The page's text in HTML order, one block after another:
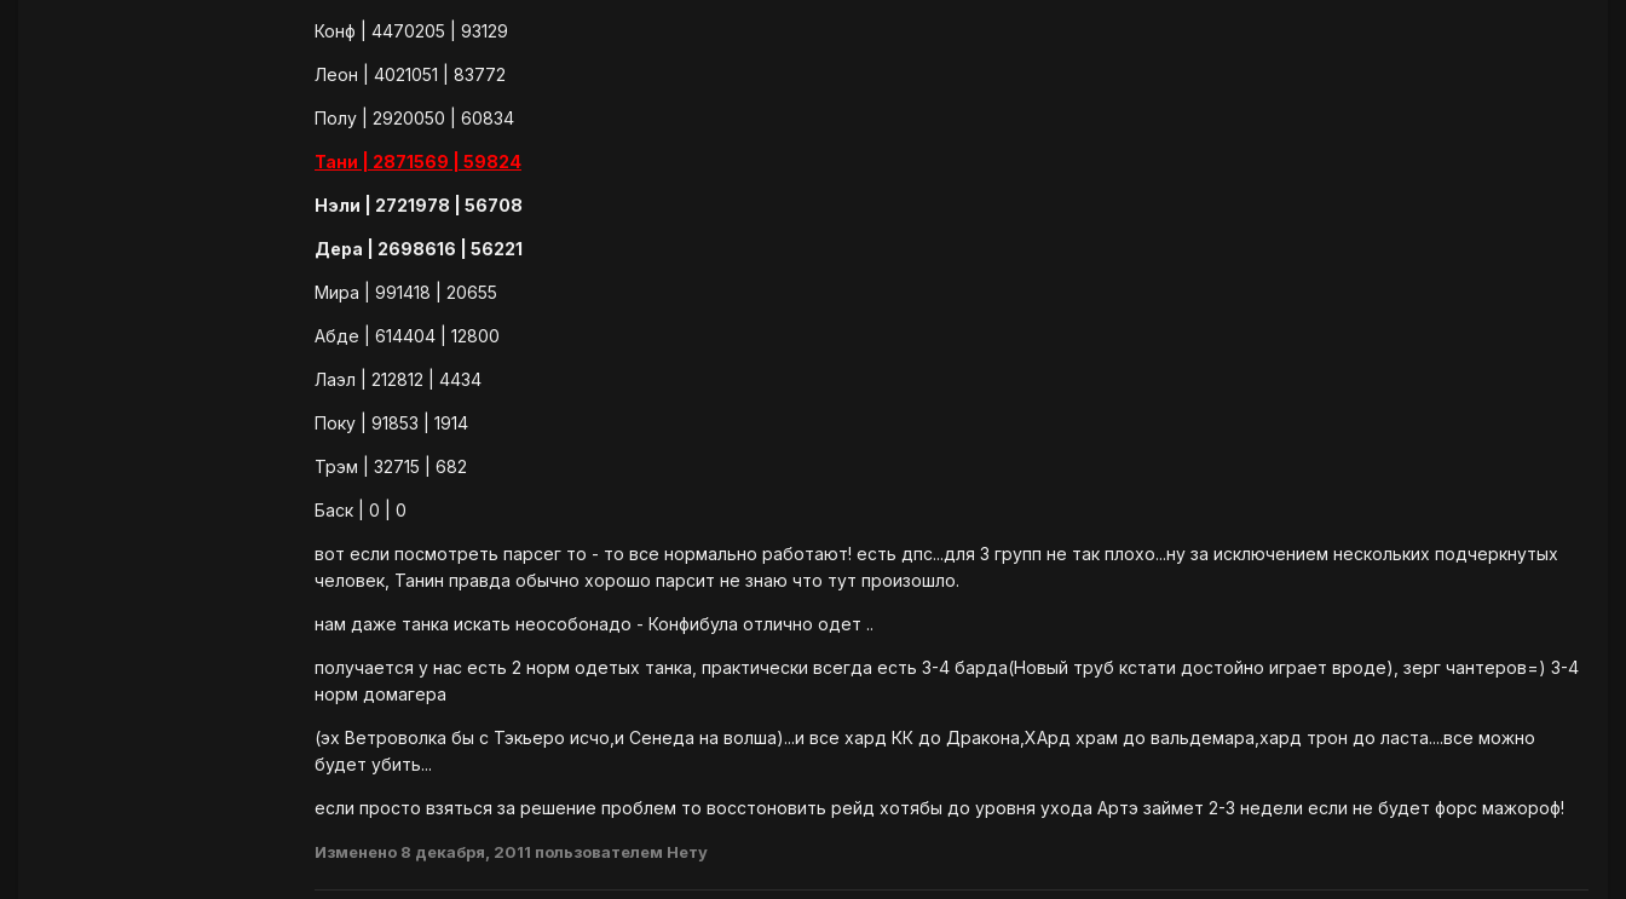
Конф | 4470205 | 93129
Леон | 4021051 | 83772
Полу | 2920050 | 60834
Тани | 2871569 | 59824
Нэли | 2721978 | 56708
Дера | 2698616 | 56221
Мира | 991418 | 20655
Абде | 614404 | 12800
Лаэл | 212812 | 4434
Поку | 91853 | 1914
Трэм | 32715 | 682
Баск | 0 | 0
вот если посмотреть парсег то - то все нормально работают! есть дпс...для 3 групп не так плохо...ну за исключением нескольких подчеркнутых
человек, Танин правда обычно хорошо парсит не знаю что тут произошло.
нам даже танка искать неособонадо - Конфибула отлично одет ..
получается у нас есть 2 норм одетых танка, практически всегда есть 3-4 барда(Новый труб кстати достойно играет вроде), зерг чантеров=) 3-4
норм домагера
(эх Ветроволка бы с Тэкьеро исчо,и Сенеда на волша)...и все хард КК до Дракона,ХАрд храм до вальдемара,хард трон до ласта....все можно
будет убить...
если просто взяться за решение проблем то восстоновить рейд хотябы до уровня ухода Артэ займет 2-3 недели если не будет форс мажороф!
Изменено 8 декабря, 2011 пользователем Нету